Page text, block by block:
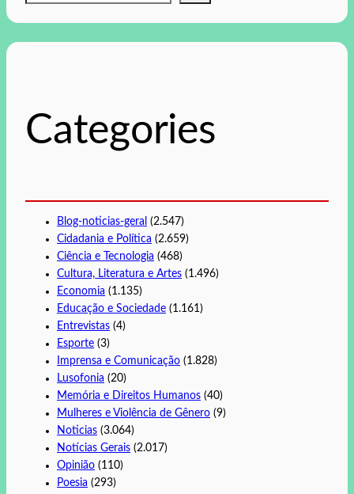
aCategories
Blog-noticias-geral (2.547)
Cidadania e Política (2.659)
Ciência e Tecnologia (468)
Cultura, Literatura e Artes (1.496)
Economia (1.135)
Educação e Sociedade (1.161)
Entrevistas (4)
Esporte (3)
Imprensa e Comunicação (1.828)
Lusofonia (20)
Memória e Direitos Humanos (40)
Mulheres e Violência de Gênero (9)
Noticias (3.064)
Notícias Gerais (2.017)
Opinião (110)
Poesia (293)